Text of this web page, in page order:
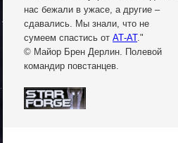
нас бежали в ужасе, а другие –
сдавались. Мы знали, что не
сумеем спастись от АТ-АТ."
© Майор Брен Дерлин. Полевой
командир повстанцев.